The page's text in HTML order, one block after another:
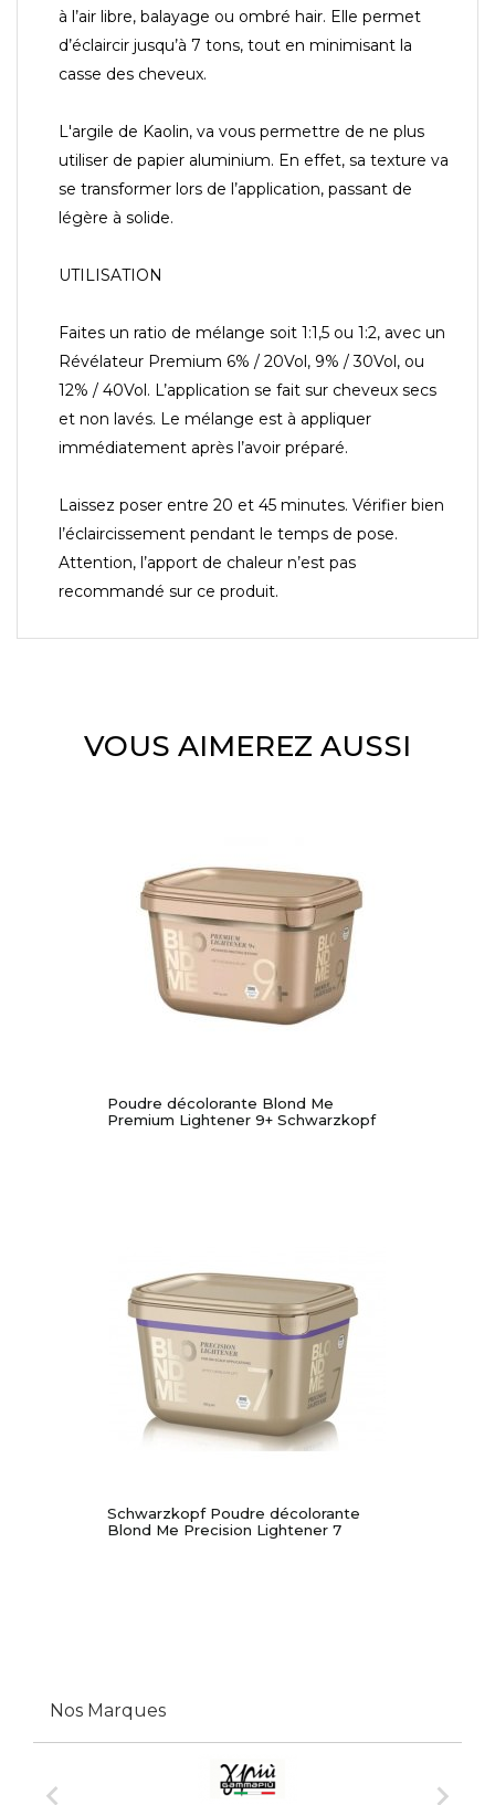
à l’air libre, balayage ou ombré hair. Elle permet
d’éclaircir jusqu’à 7 tons, tout en minimisant la
casse des cheveux.
L'argile de Kaolin, va vous permettre de ne plus
utiliser de papier aluminium. En effet, sa texture va
se transformer lors de l’application, passant de
légère à solide.
UTILISATION
Faites un ratio de mélange soit 1:1,5 ou 1:2, avec un
Révélateur Premium 6% / 20Vol, 9% / 30Vol, ou
12% / 40Vol. L’application se fait sur cheveux secs
et non lavés. Le mélange est à appliquer
immédiatement après l’avoir préparé.
Laissez poser entre 20 et 45 minutes. Vérifier bien
l’éclaircissement pendant le temps de pose.
Attention, l’apport de chaleur n’est pas
recommandé sur ce produit.
VOUS AIMEREZ AUSSI
Poudre décolorante Blond Me
Premium Lightener 9+ Schwarzkopf
Schwarzkopf Poudre décolorante
Blond Me Precision Lightener 7
Nos Marques
 